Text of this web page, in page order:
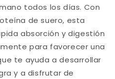
todos los días. Con
de suero, esta
absorción y digestión
para favorecer una
te ayuda a desarrollar
y a disfrutar de